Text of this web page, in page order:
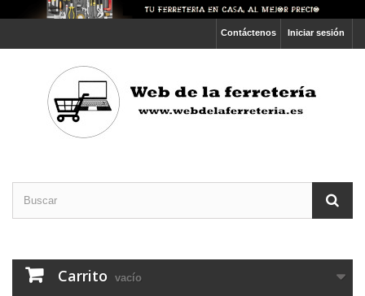
Iniciar sesión
Contáctenos
Carrito vacío